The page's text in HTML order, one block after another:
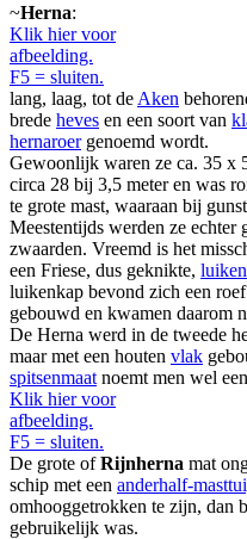
~Herna:
Klik hier voor
afbeelding.
F5 = sluiten.
lang, laag, tot de Aken
brede heves en een soort van
hernaroergenoemd wordt.
Gewoonlijk waren ze ca. 35 x
circa 28 bij 3,5 meter en was
te grote mast, waaraan bij
Meestentijds werden ze echter
zwaarden. Vreemd is het
een Friese, dus geknikte,
luikenkap bevond zich een
gebouwd en kwamen daarom
De Herna werd in de tweede
maar met een houten vlak
spitsenmaat noemt men wel een
Klik hier voor
afbeelding.
F5 = sluiten.
De grote ofRijnherna mat
schip met een anderhalf-
omhooggetrokken te zijn, dan
gebruikelijk was.